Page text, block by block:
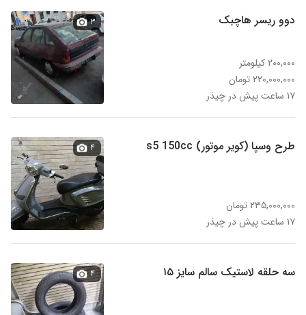
دوو ریسر هاچبک
۲۰۰,۰۰۰ کیلومتر
۲۲۰,۰۰۰,۰۰۰ تومان
۱۷ ساعت پیش در چیذر
۳
طرح وسپا (کویر موتور) s5 150cc
۲۳۵,۰۰۰,۰۰۰ تومان
۱۷ ساعت پیش در چیذر
۴
سه حلقه لاستیک سالم سایز ۱۵ ۴